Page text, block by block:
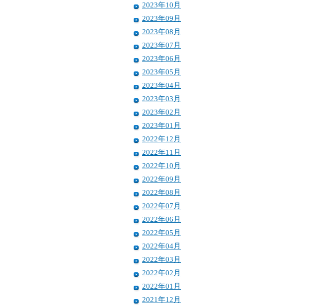
2023年10月
2023年09月
2023年08月
2023年07月
2023年06月
2023年05月
2023年04月
2023年03月
2023年02月
2023年01月
2022年12月
2022年11月
2022年10月
2022年09月
2022年08月
2022年07月
2022年06月
2022年05月
2022年04月
2022年03月
2022年02月
2022年01月
2021年12月